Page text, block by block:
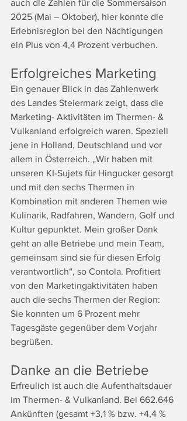
auch die Zahlen für die Sommersaison
2025 (Mai – Oktober), hier konnte die
Erlebnisregion bei den Nächtigungen
ein Plus von 4,4 Prozent verbuchen.
Erfolgreiches Marketing
Ein genauer Blick in das Zahlenwerk
des Landes Steiermark zeigt, dass die
Marketing- Aktivitäten im Thermen- &
Vulkanland erfolgreich waren. Speziell
jene in Holland, Deutschland und vor
allem in Österreich. „Wir haben mit
unseren KI-Sujets für Hingucker gesorgt
und mit den sechs Thermen in
Kombination mit anderen Themen wie
Kulinarik, Radfahren, Wandern, Golf und
Kultur gepunktet. Mein großer Dank
geht an alle Betriebe und mein Team,
gemeinsam sind sie für diesen Erfolg
verantwortlich“, so Contola. Profitiert
von den Marketingaktivitäten haben
auch die sechs Thermen der Region:
Sie konnten um 6 Prozent mehr
Tagesgäste gegenüber dem Vorjahr
begrüßen.
Danke an die Betriebe
Erfreulich ist auch die Aufenthaltsdauer
im Thermen- & Vulkanland. Bei 662.646
Ankünften (gesamt +3,1 % bzw. +4,4 %